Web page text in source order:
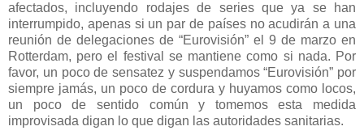
afectados, incluyendo rodajes de series que ya se han
interrumpido, apenas si un par de países no acudirán a una
reunión de delegaciones de “Eurovisión” el 9 de marzo en
Rotterdam, pero el festival se mantiene como si nada. Por
favor, un poco de sensatez y suspendamos “Eurovisión” por
siempre jamás, un poco de cordura y huyamos como locos,
un poco de sentido común y tomemos esta medida
improvisada digan lo que digan las autoridades sanitarias.